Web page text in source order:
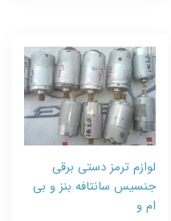
لوازم ترمز دستی برقی
جنسیس سانتافه بنز و بی
ام و